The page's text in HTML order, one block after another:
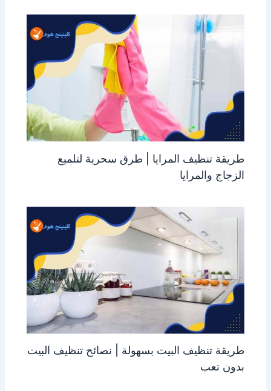
طريقة تنظيف المرايا | طرق سحرية لتلميع
الزجاج والمرايا
طريقة تنظيف البيت بسهولة | نصائح تنظيف البيت
بدون تعب